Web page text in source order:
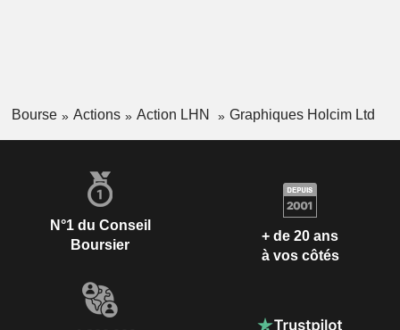
Bourse Actions Action LHN Graphiques Holcim Ltd
N°1 du Conseil
Boursier
+ de 20 ans
à vos côtés